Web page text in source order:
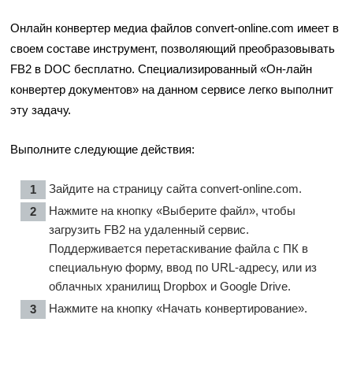
Онлайн конвертер медиа файлов convert-online.com имеет в
своем составе инструмент, позволяющий преобразовывать
FB2 в DOC бесплатно. Специализированный «Он-лайн
конвертер документов» на данном сервисе легко выполнит
эту задачу.
Выполните следующие действия:
Зайдите на страницу сайта convert-online.com.
Нажмите на кнопку «Выберите файл», чтобы
загрузить FB2 на удаленный сервис.
Поддерживается перетаскивание файла с ПК в
специальную форму, ввод по URL-адресу, или из
облачных хранилищ Dropbox и Google Drive.
Нажмите на кнопку «Начать конвертирование».